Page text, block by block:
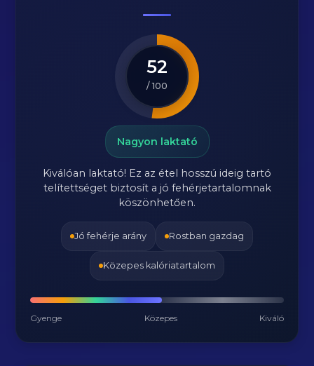
52
/ 100
Nagyon laktató
Kiválóan laktató! Ez az étel hosszú ideig tartó
telítettséget biztosít a jó fehérjetartalomnak
köszönhetően.
Jó fehérje arány Rostban gazdag
Közepes kalóriatartalom
Gyenge Közepes Kiváló